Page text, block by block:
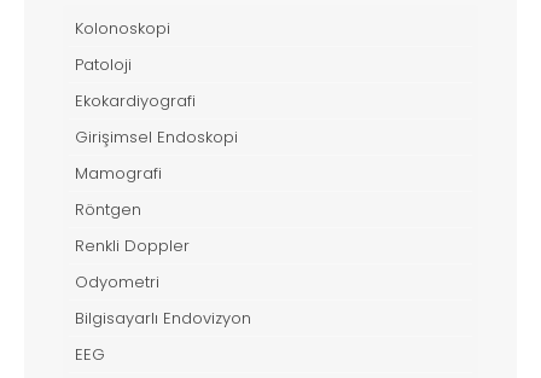
Kolonoskopi
Patoloji
Ekokardiyografi
Girişimsel Endoskopi
Mamografi
Röntgen
Renkli Doppler
Odyometri
Bilgisayarlı Endovizyon
EEG